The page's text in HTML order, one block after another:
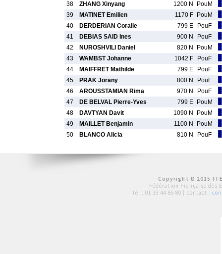
38
ZHANG Xinyang 1200 N
PouM
39
MATINET Emilien 1170 F
PouM
40
DERDERIAN Coralie 799 E
PouF
41
DEBIAS SAID Ines 900 N
PouF
42
NUROSHVILI Daniel 820 N
PouM
43
WAMBST Johanne 1042 F
PouF
44
MAIFFRET Mathilde 799 E
PouF
45
PRAK Jorany 800 N
PouF
46
AROUSSTAMIAN Rima 970 N
PouF
47
DE BELVAL Pierre-Yves 799 E
PouM
48
DAVTYAN Davit 1090 N
PouM
49
MAILLET Benjamin 1100 N
PouM
50
BLANCO Alicia 810 N PouF
Copyright © 2015
Fédération Française des
tél : 01 39 44 65 80 | contact :